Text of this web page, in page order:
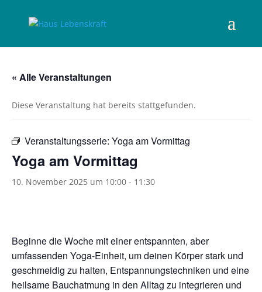
« Alle Veranstaltungen
Diese Veranstaltung hat bereits stattgefunden.
Veranstaltungsserie: Yoga am Vormittag
Yoga am Vormittag
10. November 2025 um 10:00 - 11:30
Beginne die Woche mit einer entspannten, aber
umfassenden Yoga-Einheit, um deinen Körper stark und
geschmeidig zu halten, Entspannungstechniken und eine
heilsame Bauchatmung in den Alltag zu integrieren und